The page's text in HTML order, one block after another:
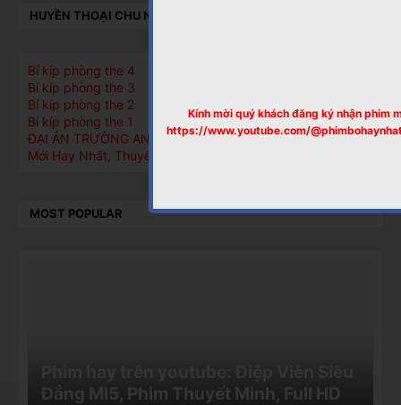
Kính mời quý khách đăng ký nhận phim
https://www.youtube.com/
HUYỀN THOẠI CHU NGUYÊN CHƯƠNG, CHU TRÙNG BÁT
Bí kíp phòng the 4
Bí kíp phòng the 3
Bí kíp phòng the 2
Bí kíp phòng the 1
ĐẠI ÁN TRƯỜNG AN TẬP 1, Phim Bộ Cổ Trang Trung Quốc
Mới Hay Nhất, Thuyết Minh
MOST POPULAR
Đẳng MI5, Phim Thuyết Minh, Full HD